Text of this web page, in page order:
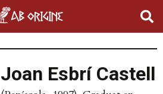
Joan Esbrí Castell